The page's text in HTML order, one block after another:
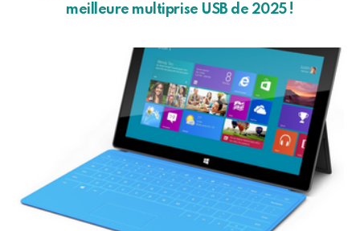
meilleure multiprise USB de 2025 !